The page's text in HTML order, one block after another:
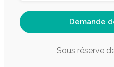
Demande
Sous réserve